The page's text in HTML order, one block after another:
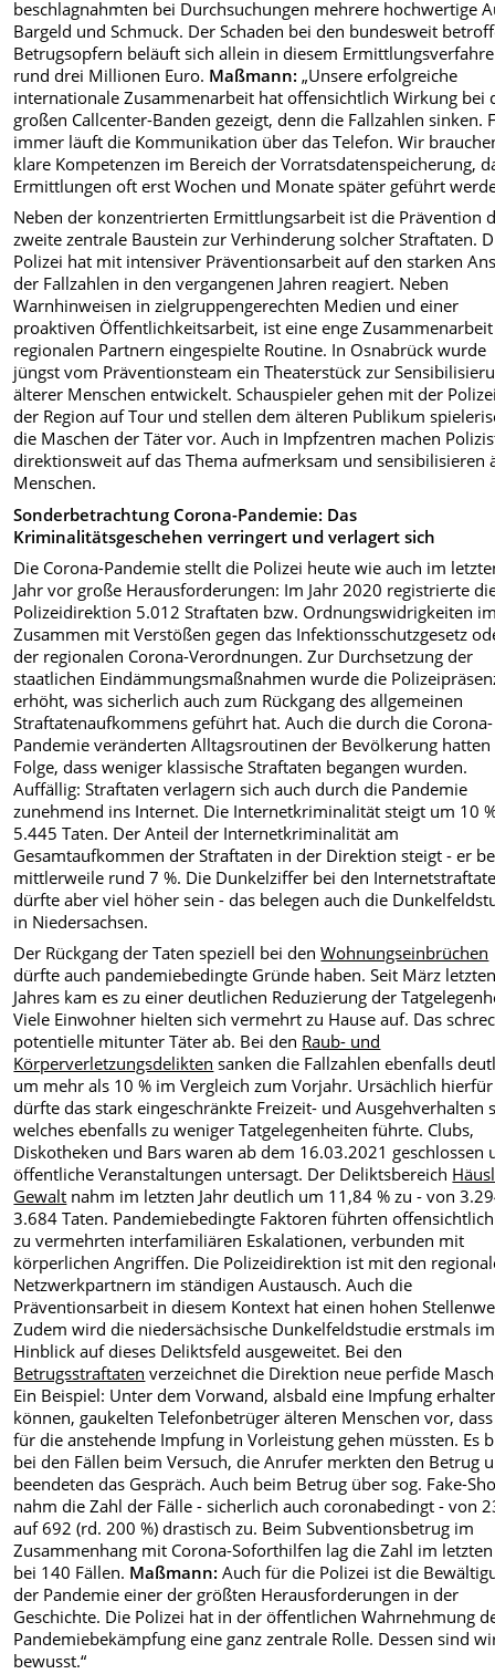
beschlagnahmten bei Durchsuchungen mehrere hochwertige
Bargeld und Schmuck. Der Schaden bei den bundesweit
Betrugsopfern beläuft sich allein in diesem
rund drei Millionen Euro. Maßmann: „Unsere erfolgreiche
internationale Zusammenarbeit hat offensichtlich Wirkung bei
großen Callcenter-Banden gezeigt, denn die Fallzahlen sinken.
immer läuft die Kommunikation über das Telefon. Wir
klare Kompetenzen im Bereich der Vorratsdatenspeicherung,
Ermittlungen oft erst Wochen und Monate später geführt
Neben der konzentrierten Ermittlungsarbeit ist die Prävention
zweite zentrale Baustein zur Verhinderung solcher Straftaten.
Polizei hat mit intensiver Präventionsarbeit auf den starken
der Fallzahlen in den vergangenen Jahren reagiert. Neben
Warnhinweisen in zielgruppengerechten Medien und einer
proaktiven Öffentlichkeitsarbeit, ist eine enge
regionalen Partnern eingespielte Routine. In Osnabrück wurde
jüngst vom Präventionsteam ein Theaterstück zur
älterer Menschen entwickelt. Schauspieler gehen mit der
der Region auf Tour und stellen dem älteren Publikum
die Maschen der Täter vor. Auch in Impfzentren machen
direktionsweit auf das Thema aufmerksam und sensibilisieren
Menschen.
Sonderbetrachtung Corona-Pandemie: Das
Kriminalitätsgeschehen verringert und verlagert sich
Die Corona-Pandemie stellt die Polizei heute wie auch im
Jahr vor große Herausforderungen: Im Jahr 2020 registrierte
Polizeidirektion 5.012 Straftaten bzw. Ordnungswidrigkeiten
Zusammen mit Verstößen gegen das Infektionsschutzgesetz
der regionalen Corona-Verordnungen. Zur Durchsetzung der
staatlichen Eindämmungsmaßnahmen wurde die
erhöht, was sicherlich auch zum Rückgang des allgemeinen
Straftatenaufkommens geführt hat. Auch die durch die Corona-
Pandemie veränderten Alltagsroutinen der Bevölkerung
Folge, dass weniger klassische Straftaten begangen wurden.
Auffällig: Straftaten verlagern sich auch durch die Pandemie
zunehmend ins Internet. Die Internetkriminalität steigt um 10
5.445 Taten. Der Anteil der Internetkriminalität am
Gesamtaufkommen der Straftaten in der Direktion steigt - er
mittlerweile rund 7 %. Die Dunkelziffer bei den
dürfte aber viel höher sein - das belegen auch die
in Niedersachsen.
Der Rückgang der Taten speziell bei denWohnungseinbrüchen
dürfte auch pandemiebedingte Gründe haben. Seit März
Jahres kam es zu einer deutlichen Reduzierung der
Viele Einwohner hielten sich vermehrt zu Hause auf. Das
potentielle mitunter Täter ab. Bei den Raub- und
Körperverletzungsdelikten sanken die Fallzahlen ebenfalls
um mehr als 10 % im Vergleich zum Vorjahr. Ursächlich hierfür
dürfte das stark eingeschränkte Freizeit- und Ausgehverhalten
welches ebenfalls zu weniger Tatgelegenheiten führte. Clubs,
Diskotheken und Bars waren ab dem 16.03.2021 geschlossen
öffentliche Veranstaltungen untersagt. Der Deliktsbereich
Gewalt nahm im letzten Jahr deutlich um 11,84 % zu -von
3.684 Taten. Pandemiebedingte Faktoren führten
zu vermehrten interfamiliären Eskalationen, verbunden mit
körperlichen Angriffen. Die Polizeidirektion ist mit den
Netzwerkpartnern im ständigen Austausch. Auch die
Präventionsarbeit in diesem Kontext hat einen hohen
Zudem wird die niedersächsische Dunkelfeldstudie erstmals im
Hinblick auf dieses Deliktsfeld ausgeweitet. Bei den
Betrugsstraftaten verzeichnet die Direktion neue perfide
Ein Beispiel: Unter dem Vorwand, alsbald eine Impfung
können, gaukelten Telefonbetrüger älteren Menschen vor,
für die anstehende Impfung in Vorleistung gehen müssten. Es
bei den Fällen beim Versuch, die Anrufer merkten den Betrug
beendeten das Gespräch. Auch beim Betrug über sog. Fake-
nahm die Zahl der Fälle - sicherlich auch coronabedingt - von
auf 692 (rd. 200 %) drastisch zu. Beim Subventionsbetrug im
Zusammenhang mit Corona-Soforthilfen lag die Zahl im letzten
bei 140 Fällen. Maßmann: Auch für die Polizei ist die
der Pandemie einer der größten Herausforderungen in der
Geschichte. Die Polizei hat in der öffentlichen Wahrnehmung
Pandemiebekämpfung eine ganz zentrale Rolle. Dessen sind
bewusst.“